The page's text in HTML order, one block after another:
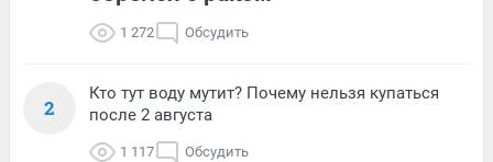
1 272 Обсудить
2
Кто тут воду мутит? Почему нельзя купаться
после 2 августа
1 117 Обсудить